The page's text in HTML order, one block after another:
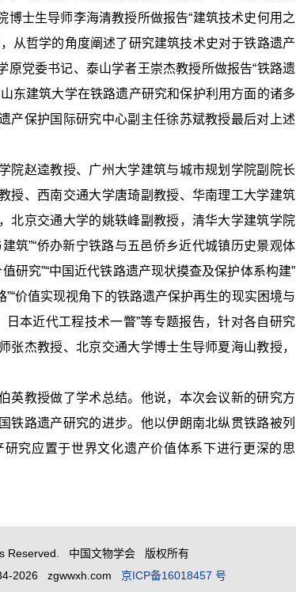
士生导师李海清教授所做报告“建筑技术史何用之
哲学的角度阐述了研究建筑技术史对于铁路遗产
党委书记、泰山学者王崇杰教授所做报告“铁路遗
东建筑大学在铁路遗产研究和保护利用方面的诸多
产保护国际研究中心副主任徐苏斌教授最后对上述
院赵逵教授、广州大学建筑与城市规划学院副院长
授、西南交通大学唐琦副教授、华南理工大学建筑
北京交通大学的姚轶峰副教授，清华大学建筑学院
筑”“侨办新宁铁路与五邑侨乡近代城镇历史景观体
研究”“中国近代铁路遗产现状摸查及保护体系构建”
价值实现视角下的铁路遗产保护再生的现实困境与
本近代工程技术一瞥”等专题报告，针对各自研究
杰教授、北京交通大学博士生导师夏海山教授，
英教授做了学术总结。他说，本次会议新的研究方
铁路遗产研究的进步。他以伊朗南北纵贯铁路被列
究应置于世界文化遗产价值体系下进行更深的思
Reserved. 中国文物学会 版权所有
2026 zgwwxh.com 京ICP备16018457 号